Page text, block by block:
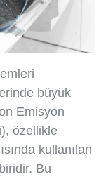
büyük
Emisyon
özellikle
kullanılan
Bu